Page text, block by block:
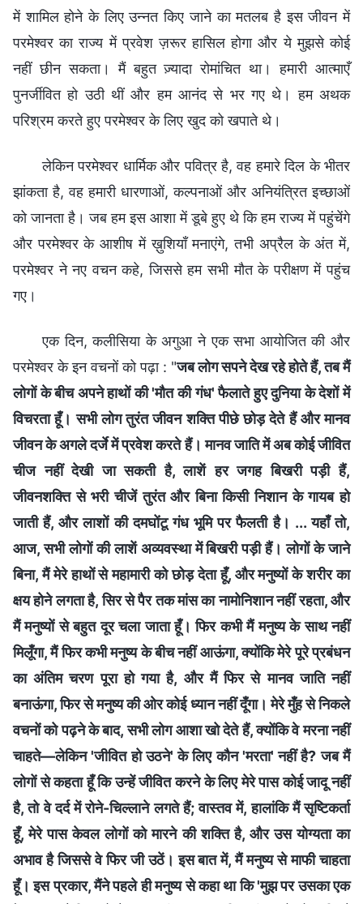
में शामिल होने के लिए उन्नत किए जाने का मतलब है इस जीवन में
परमेश्वर का राज्य में प्रवेश ज़रूर हासिल होगा और ये मुझसे कोई
नहीं छीन सकता। मैं बहुत ज़्यादा रोमांचित था। हमारी आत्माएँ
पुनर्जीवित हो उठी थीं और हम आनंद से भर गए थे। हम अथक
परिश्रम करते हुए परमेश्वर के लिए खुद को खपाते थे।
लेकिन परमेश्वर धार्मिक और पवित्र है, वह हमारे दिल के भीतर
झांकता है, वह हमारी धारणाओं, कल्पनाओं और अनियंत्रित इच्छाओं
को जानता है। जब हम इस आशा में डूबे हुए थे कि हम राज्य में पहुंचेंगे
और परमेश्वर के आशीष में ख़ुशियाँ मनाएंगे, तभी अप्रैल के अंत में,
परमेश्वर ने नए वचन कहे, जिससे हम सभी मौत के परीक्षण में पहुंच
गए।
एक दिन, कलीसिया के अगुआ ने एक सभा आयोजित की और
परमेश्वर के इन वचनों को पढ़ा : "जब लोग सपने देख रहे होते हैं, तब मैं
लोगों के बीच अपने हाथों की 'मौत की गंध' फैलाते हुए दुनिया के देशों में
विचरता हूँ। सभी लोग तुरंत जीवन शक्ति पीछे छोड़ देते हैं और मानव
जीवन के अगले दर्जे में प्रवेश करते हैं। मानव जाति में अब कोई जीवित
चीज नहीं देखी जा सकती है, लाशें हर जगह बिखरी पड़ी हैं,
जीवनशक्ति से भरी चीजें तुरंत और बिना किसी निशान के गायब हो
जाती हैं, और लाशों की दमघोंटू गंध भूमि पर फैलती है। ... यहाँ तो,
आज, सभी लोगों की लाशें अव्यवस्था में बिखरी पड़ी हैं। लोगों के जाने
बिना, मैं मेरे हाथों से महामारी को छोड़ देता हूँ, और मनुष्यों के शरीर का
क्षय होने लगता है, सिर से पैर तक मांस का नामोनिशान नहीं रहता, और
मैं मनुष्यों से बहुत दूर चला जाता हूँ। फिर कभी मैं मनुष्य के साथ नहीं
मिलूँगा, मैं फिर कभी मनुष्य के बीच नहीं आऊंगा, क्योंकि मेरे पूरे प्रबंधन
का अंतिम चरण पूरा हो गया है, और मैं फिर से मानव जाति नहीं
बनाऊंगा, फिर से मनुष्य की ओर कोई ध्यान नहीं दूँगा। मेरे मुँह से निकले
वचनों को पढ़ने के बाद, सभी लोग आशा खो देते हैं, क्योंकि वे मरना नहीं
चाहते—लेकिन 'जीवित हो उठने' के लिए कौन 'मरता' नहीं है? जब मैं
लोगों से कहता हूँ कि उन्हें जीवित करने के लिए मेरे पास कोई जादू नहीं
है, तो वे दर्द में रोने-चिल्लाने लगते हैं; वास्तव में, हालांकि मैं सृष्टिकर्ता
हूँ, मेरे पास केवल लोगों को मारने की शक्ति है, और उस योग्यता का
अभाव है जिससे वे फिर जी उठें। इस बात में, मैं मनुष्य से माफी चाहता
हूँ। इस प्रकार, मैंने पहले ही मनुष्य से कहा था कि 'मुझ पर उसका एक